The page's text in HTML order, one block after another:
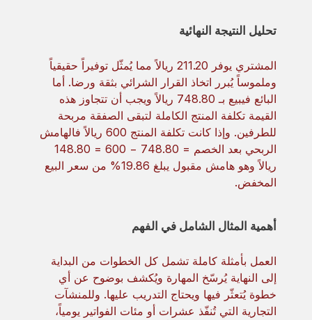
تحليل النتيجة النهائية
المشتري يوفر 211.20 ريالاً مما يُمثّل توفيراً حقيقياً
وملموساً يُبرر اتخاذ القرار الشرائي بثقة ورضا. أما
البائع فيبيع بـ 748.80 ريالاً ويجب أن تتجاوز هذه
القيمة تكلفة المنتج الكاملة لتبقى الصفقة مربحة
للطرفين. وإذا كانت تكلفة المنتج 600 ريالاً فالهامش
الربحي بعد الخصم = 748.80 − 600 = 148.80
ريالاً وهو هامش مقبول يبلغ 19.86% من سعر البيع
المخفض.
أهمية المثال الشامل في الفهم
العمل بأمثلة كاملة تشمل كل الخطوات من البداية
إلى النهاية يُرسّخ المهارة ويُكشف بوضوح عن أي
خطوة يُتعثّر فيها ويحتاج التدريب عليها. وللمنشآت
التجارية التي تُنفّذ عشرات أو مئات الفواتير يومياً،